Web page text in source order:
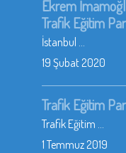
Ekrem
Trafik Eğitim
İstanbul ...
19 Şubat 2020
Trafik Eğitim
Trafik Eğitim ...
1 Temmuz 2019